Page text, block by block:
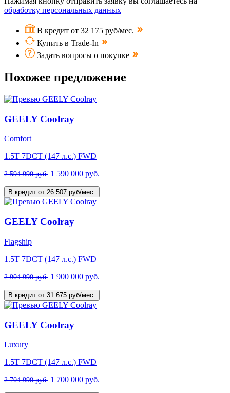
обработку персональных данных
В кредит от 32 175 руб/мес.
Купить в Trade-In
Задать вопросы о покупке
Похожее предложение
GEELY Coolray
Comfort
1.5T 7DCT (147 л.с.) FWD
2 594 990 руб. 1 590 000 руб.
В кредит от 26 507 руб/мес.
GEELY Coolray
Flagship
1.5T 7DCT (147 л.с.) FWD
2 904 990 руб. 1 900 000 руб.
В кредит от 31 675 руб/мес.
GEELY Coolray
Luxury
1.5T 7DCT (147 л.с.) FWD
2 704 990 руб. 1 700 000 руб.